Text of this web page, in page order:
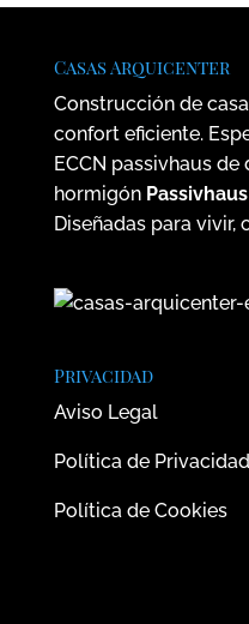
Casas Arquicenter
Construcción de
confort eficiente.
ECCN passivhaus
hormigón
Diseñadas para vivir,
Privacidad
Aviso Legal
Política de Privacidad
Política de Cookies